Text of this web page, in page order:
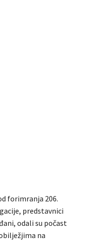
forimranja 206.
predstavnici
odali su počast
na